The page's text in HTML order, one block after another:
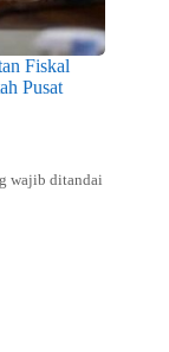
Fiskal
Pusat
wajib ditandai